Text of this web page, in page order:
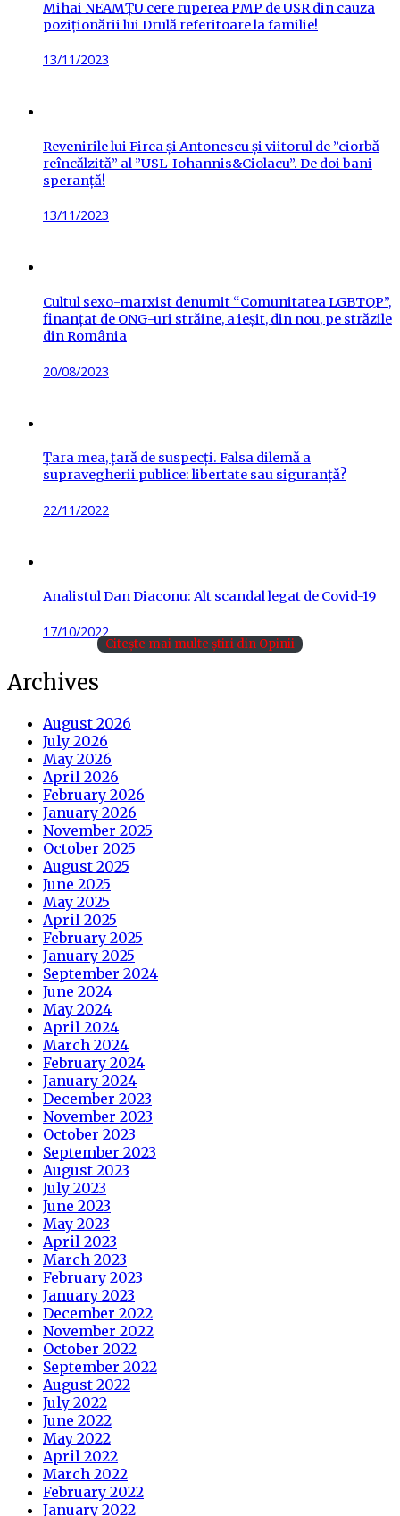
Mihai NEAMȚU cere ruperea PMP de USR din cauza
poziționării lui Drulă referitoare la familie!
Posted
13/11/2023
Revenirile lui Firea și Antonescu și viitorul de ”ciorbă
reîncălzită” al ”USL-Iohannis&Ciolacu”. De doi bani
speranță!
Posted
13/11/2023
Cultul sexo-marxist denumit “Comunitatea LGBTQP”,
finanțat de ONG-uri străine, a ieșit, din nou, pe străzile
din România
Posted
20/08/2023
Țara mea, țară de suspecți. Falsa dilemă a
supravegherii publice: libertate sau siguranță?
Posted
22/11/2022
Analistul Dan Diaconu: Alt scandal legat de Covid-19
Posted
17/10/2022
Citește mai multe știri din Opinii
Archives
August 2026
July 2026
May 2026
April 2026
February 2026
January 2026
November 2025
October 2025
August 2025
June 2025
May 2025
April 2025
February 2025
January 2025
September 2024
June 2024
May 2024
April 2024
March 2024
February 2024
January 2024
December 2023
November 2023
October 2023
September 2023
August 2023
July 2023
June 2023
May 2023
April 2023
March 2023
February 2023
January 2023
December 2022
November 2022
October 2022
September 2022
August 2022
July 2022
June 2022
May 2022
April 2022
March 2022
February 2022
January 2022